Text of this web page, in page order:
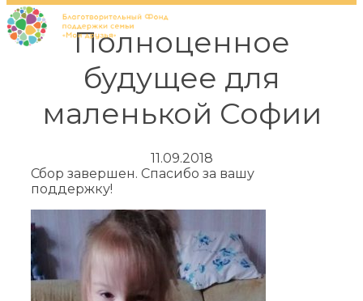
Полноценное
будущее для
маленькой Софии
11.09.2018
Сбор завершен. Спасибо за вашу
поддержку!